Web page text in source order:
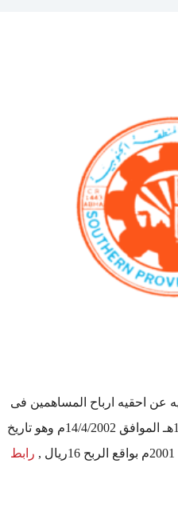
عن احقيه ارباح المساهمين فى
نهايه تداول يوم الاحد بتاريخ 1/2/1423هـ الموافق 14/4/2002م وهو تاريخ
رابط